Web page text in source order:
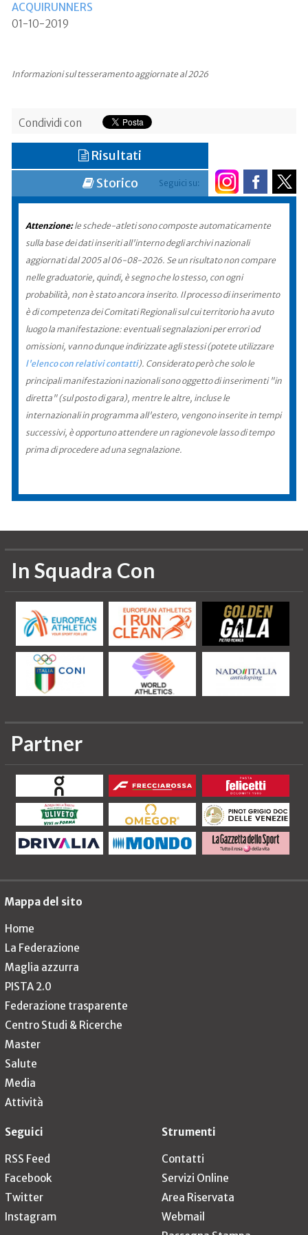
ACQUIRUNNERS
01-10-2019
Informazioni sul tesseramento aggiornate al 2026
Condividi con
Seguici su:
Risultati
Storico
Attenzione:le schede-atleti sono composte automaticamente
sulla base dei dati inseriti all'interno degli archivi nazionali
aggiornati dal 2005 al 06-08-2026. Se un risultato non compare
nelle graduatorie, quindi, è segno che lo stesso, con ogni
probabilità, non è stato ancora inserito. Il processo di inserimento
è di competenza dei Comitati Regionali sul cui territorio ha avuto
luogo la manifestazione: eventuali segnalazioni per errori od
omissioni, vanno dunque indirizzate agli stessi (potete utilizzare
l'elenco con relativi contatti). Considerato però che solo le
principali manifestazioni nazionali sono oggetto di inserimenti "in
diretta" (sul posto di gara), mentre le altre, incluse le
internazionali in programma all'estero, vengono inserite in tempi
successivi, è opportuno attendere un ragionevole lasso di tempo
prima di procedere ad una segnalazione.
In Squadra Con
Partner
Mappa del sito
Home
La Federazione
Maglia azzurra
PISTA 2.0
Federazione trasparente
Centro Studi & Ricerche
Master
Salute
Media
Attività
Seguici
RSS Feed
Facebook
Twitter
Instagram
Strumenti
Contatti
Servizi Online
Area Riservata
Webmail